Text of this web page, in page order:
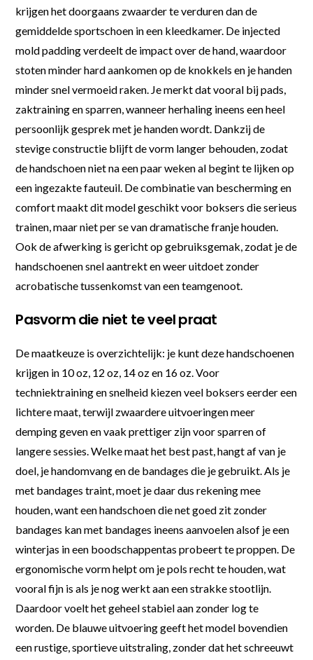
krijgen het doorgaans zwaarder te verduren dan de
gemiddelde sportschoen in een kleedkamer. De injected
mold padding verdeelt de impact over de hand, waardoor
stoten minder hard aankomen op de knokkels en je handen
minder snel vermoeid raken. Je merkt dat vooral bij pads,
zaktraining en sparren, wanneer herhaling ineens een heel
persoonlijk gesprek met je handen wordt. Dankzij de
stevige constructie blijft de vorm langer behouden, zodat
de handschoen niet na een paar weken al begint te lijken op
een ingezakte fauteuil. De combinatie van bescherming en
comfort maakt dit model geschikt voor boksers die serieus
trainen, maar niet per se van dramatische franje houden.
Ook de afwerking is gericht op gebruiksgemak, zodat je de
handschoenen snel aantrekt en weer uitdoet zonder
acrobatische tussenkomst van een teamgenoot.
Pasvorm die niet te veel praat
De maatkeuze is overzichtelijk: je kunt deze handschoenen
krijgen in 10 oz, 12 oz, 14 oz en 16 oz. Voor
techniektraining en snelheid kiezen veel boksers eerder een
lichtere maat, terwijl zwaardere uitvoeringen meer
demping geven en vaak prettiger zijn voor sparren of
langere sessies. Welke maat het best past, hangt af van je
doel, je handomvang en de bandages die je gebruikt. Als je
met bandages traint, moet je daar dus rekening mee
houden, want een handschoen die net goed zit zonder
bandages kan met bandages ineens aanvoelen alsof je een
winterjas in een boodschappentas probeert te proppen. De
ergonomische vorm helpt om je pols recht te houden, wat
vooral fijn is als je nog werkt aan een strakke stootlijn.
Daardoor voelt het geheel stabiel aan zonder log te
worden. De blauwe uitvoering geeft het model bovendien
een rustige, sportieve uitstraling, zonder dat het schreeuwt